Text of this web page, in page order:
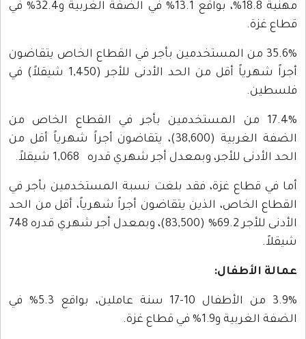
مهنية 18.8%، بواقع 13.1% في الضفة الغربية و32.4% في
قطاع غزة.
35.6% من المستخدمين بأجر في القطاع الخاص يتقاضون
أجراً شهرياً أقل من الحد الأدنى للأجر (1,450 شيقلاً) في
فلسطين.
17.4% من المستخدمين بأجر في القطاع الخاص من
الضفة الغربية (38,600)، يتقاضون أجراً شهرياً أقل من
الحد الأدنى للأجر، وبمعدل أجر شهري قدره 1,068 شيقلاً.
أما في قطاع غزة، فقد بلغت نسبة المستخدمين بأجر في
القطاع الخاص، الذين يتقاضون أجراً شهرياً، أقل من الحد
الأدنى للأجر 69.2% (83,500)، وبمعدل أجر شهري قدره 748
شيقلاً.
عمالة الأطفال:
3.9% من الأطفال 10-17 سنة عاملين، بواقع 5.3% في
الضفة الغربية و1.9% في قطاع غزة.